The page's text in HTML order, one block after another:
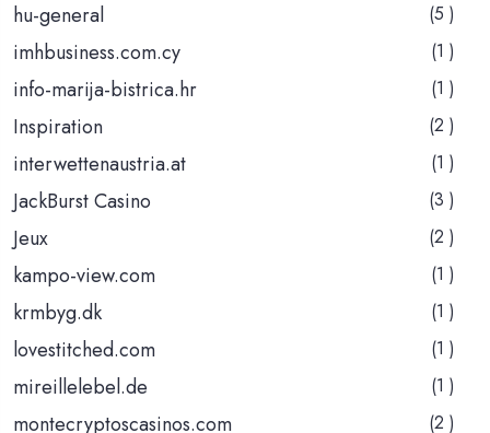
hu-general (5 )
imhbusiness.com.cy (1 )
info-marija-bistrica.hr (1 )
Inspiration (2 )
interwettenaustria.at (1 )
JackBurst Casino (3 )
Jeux (2 )
kampo-view.com (1 )
krmbyg.dk (1 )
lovestitched.com (1 )
mireillelebel.de (1 )
montecryptoscasinos.com (2 )